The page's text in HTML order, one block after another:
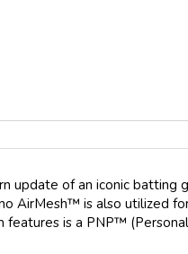
update of an iconic batting
AirMesh™ is also utilized
is a PNP™